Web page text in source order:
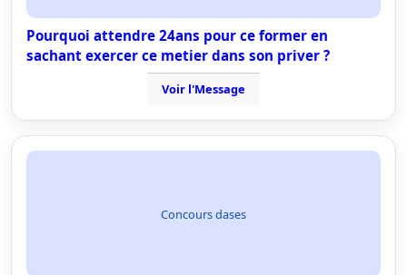
Pourquoi attendre 24ans pour ce former en
sachant exercer ce metier dans son priver ?
Voir l'Message
Concours dases